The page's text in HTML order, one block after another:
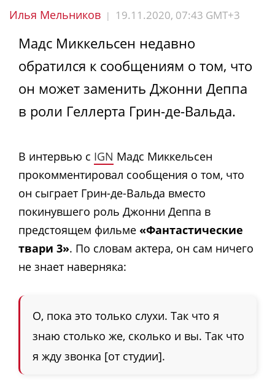
Илья Мельников | 19.11.2020, 07:43 GMT+3
Мадс Миккельсен недавно
обратился к сообщениям о том, что
он может заменить Джонни Деппа
в роли Геллерта Грин-де-Вальда.
В интервью с IGN Мадс Миккельсен
прокомментировал сообщения о том, что
он сыграет Грин-де-Вальда вместо
покинувшего роль Джонни Деппа в
предстоящем фильме «Фантастические
твари 3». По словам актера, он сам ничего
не знает наверняка:
О, пока это только слухи. Так что я
знаю столько же, сколько и вы. Так что
я жду звонка [от студии].